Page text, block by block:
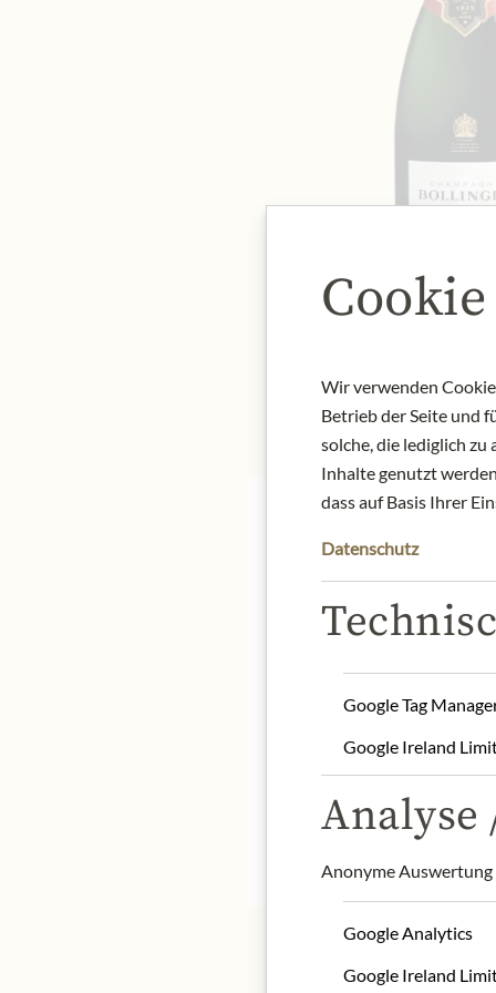
Beautiful aromatic
and spicy aromas,
Food
origin: France /
alcohol content: 12%
contact: Champagne
Wir verwenden
Betrieb der Seite und
solche, die lediglich
Inhalte genutzt
dass auf Basis Ihrer
Datenschutz
Google Tag
Google Ireland
Analyse
Anonyme
Google Analytics
Google Ireland